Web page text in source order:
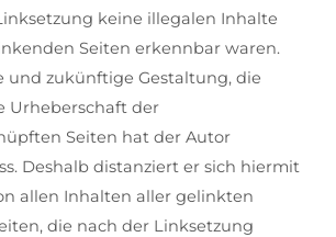
keine illegalen Inhalte
Seiten erkennbar waren.
und zukünftige Gestaltung, die
Urheberschaft der
Seiten hat der Autor
Deshalb distanziert er sich hiermit
allen Inhalten aller gelinkten
die nach der Linksetzung